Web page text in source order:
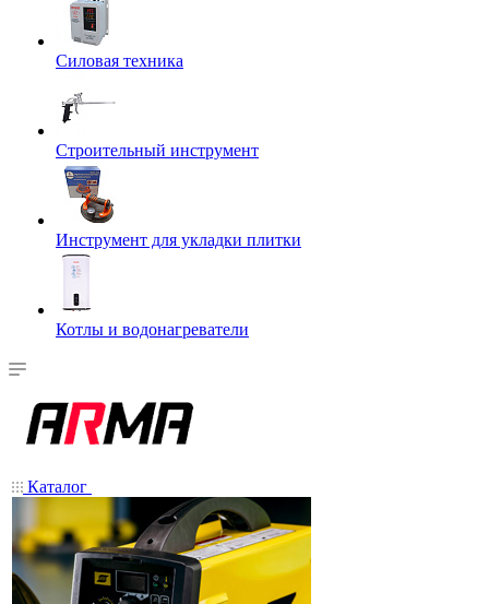
Силовая техника
Строительный инструмент
Инструмент для укладки плитки
Котлы и водонагреватели
Каталог